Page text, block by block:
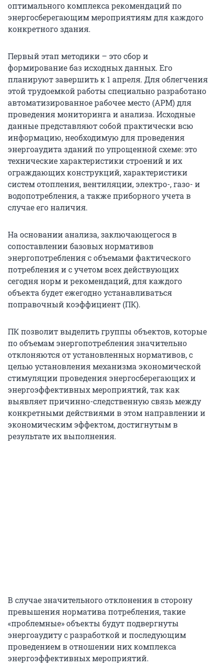
оптимального комплекса рекомендаций по
энергосберегающим мероприятиям для каждого
конкретного здания.
Первый этап методики – это сбор и
формирование баз исходных данных. Его
планируют завершить к 1 апреля. Для облегчения
этой трудоемкой работы специально разработано
автоматизированное рабочее место (АРМ) для
проведения мониторинга и анализа. Исходные
данные представляют собой практически всю
информацию, необходимую для проведения
энергоаудита зданий по упрощенной схеме: это
технические характеристики строений и их
ограждающих конструкций, характеристики
систем отопления, вентиляции, электро-, газо- и
водопотребления, а также приборного учета в
случае его наличия.
На основании анализа, заключающегося в
сопоставлении базовых нормативов
энергопотребления с объемами фактического
потребления и с учетом всех действующих
сегодня норм и рекомендаций, для каждого
объекта будет ежегодно устанавливаться
поправочный коэффициент (ПК).
ПК позволит выделить группы объектов, которые
по объемам энергопотребления значительно
отклоняются от установленных нормативов, с
целью установления механизма экономической
стимуляции проведения энергосберегающих и
энергоэффективных мероприятий, так как
выявляет причинно-следственную связь между
конкретными действиями в этом направлении и
экономическим эффектом, достигнутым в
результате их выполнения.
В случае значительного отклонения в сторону
превышения норматива потребления, такие
«проблемные» объекты будут подвергнуты
энергоаудиту с разработкой и последующим
проведением в отношении них комплекса
энергоэффективных мероприятий.